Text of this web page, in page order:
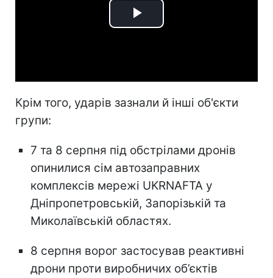
Play
Крім того, ударів зазнали й інші об'єкти
групи:
7 та 8 серпня під обстрілами дронів
опинилися сім автозаправних
комплексів мережі UKRNAFTA у
Дніпропетровській, Запорізькій та
Миколаївській областях.
8 серпня ворог застосував реактивні
дрони проти виробничих об’єктів